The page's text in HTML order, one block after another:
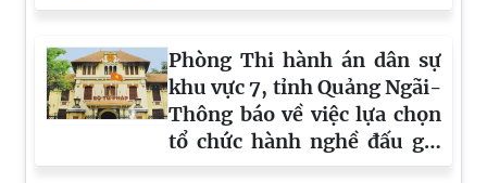
Phòng Thi hành án dân sự
khu vực 7, tỉnh Quảng Ngãi-
Thông báo về việc lựa chọn
tổ chức hành nghề đấu giá
tài sản số 2373